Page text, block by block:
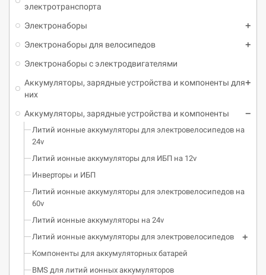
электротранспорта
Электронаборы
Электронаборы для велосипедов
Электронаборы с электродвигателями
Аккумуляторы, зарядные устройства и компоненты для
них
Аккумуляторы, зарядные устройства и компоненты
Литий ионные аккумуляторы для электровелосипедов на
24v
Литий ионные аккумуляторы для ИБП на 12v
Инверторы и ИБП
Литий ионные аккумуляторы для электровелосипедов на
60v
Литий ионные аккумуляторы на 24v
Литий ионные аккумуляторы для электровелосипедов
Компоненты для аккумуляторных батарей
BMS для литий ионных аккумуляторов